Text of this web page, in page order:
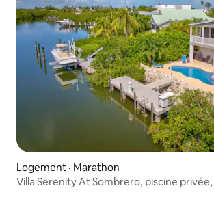
Logement · Marathon
Villa Serenity At Sombrero, piscine privée,